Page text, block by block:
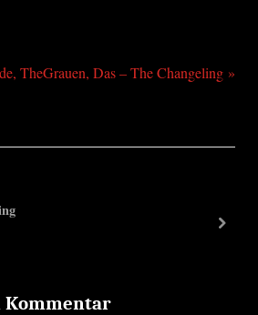
TheN
t
Grauen, Das – The Changeling
next
Kommentar